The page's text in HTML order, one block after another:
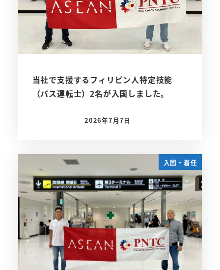
当社で支援するフィリピン人特定技能
（バス運転士）2名が入国しました。
投稿日
2026年7月7日
入国・着任